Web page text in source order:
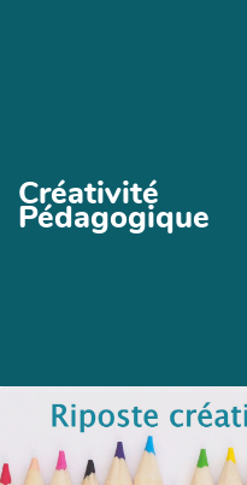
Créativité
Pédagogique